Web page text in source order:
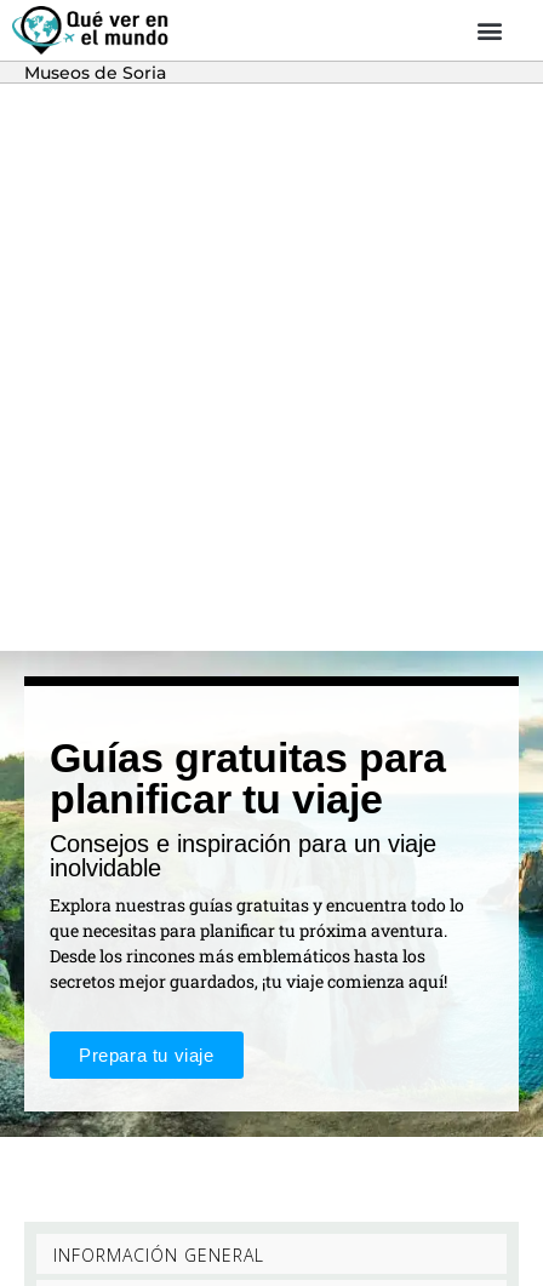
Museos de Soria
Guías gratuitas para
planificar tu viaje
Consejos e inspiración para un viaje
inolvidable
Explora nuestras guías gratuitas y encuentra todo lo
que necesitas para planificar tu próxima aventura.
Desde los rincones más emblemáticos hasta los
secretos mejor guardados, ¡tu viaje comienza aquí!
Prepara tu viaje
INFORMACIÓN GENERAL